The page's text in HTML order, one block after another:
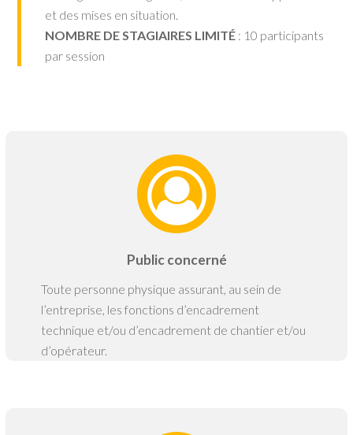
et des mises en situation.
NOMBRE DE STAGIAIRES LIMITÉ : 10 participants
par session
Public concerné
Toute personne physique assurant, au sein de
l’entreprise, les fonctions d’encadrement
technique et/ou d’encadrement de chantier et/ou
d’opérateur.